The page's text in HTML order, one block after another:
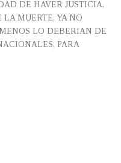
DE HAVER JUSTICIA,
LA MUERTE, YA NO
LO DEBERIAN DE
PARA